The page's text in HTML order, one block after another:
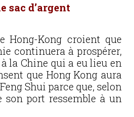
sac d’argent
Hong-Kong croient que
continuera à prospérer,
la Chine qui a eu lieu en
que Hong Kong aura
Shui parce que, selon
son port ressemble à un